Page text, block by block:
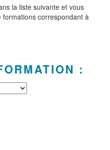
la liste suivante et vous
correspondant à
: